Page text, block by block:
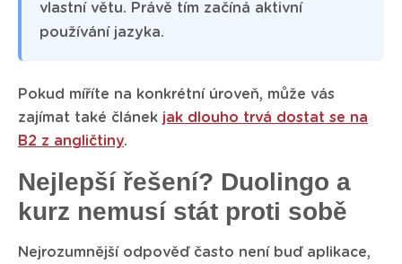
vlastní větu. Právě tím začíná aktivní
používání jazyka.
Pokud míříte na konkrétní úroveň, může vás
zajímat také článek jak dlouho trvá dostat se na
B2 z angličtiny.
Nejlepší řešení? Duolingo a
kurz nemusí stát proti sobě
Nejrozumnější odpověď často není buď aplikace,